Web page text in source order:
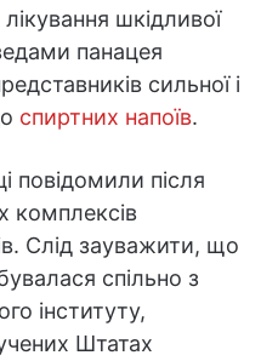
шкідливої
панацея
сильної і
спиртних напоїв.
повідомили після
комплексів
Слід зауважити, що
спільно з
інституту,
Штатах